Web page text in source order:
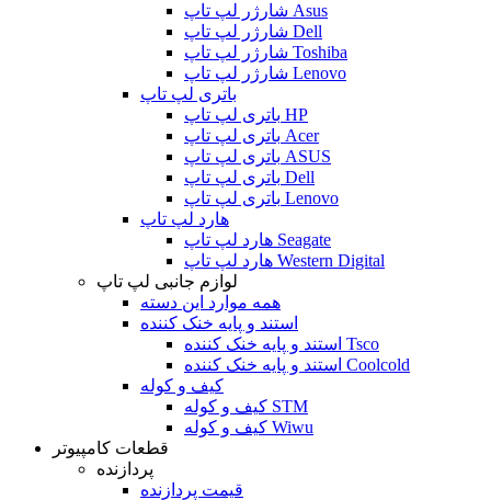
شارژر لپ تاپ Asus
شارژر لپ تاپ Dell
شارژر لپ تاپ Toshiba
شارژر لپ تاپ Lenovo
باتری لپ تاپ
باتری لپ تاپ HP
باتری لپ تاپ Acer
باتری لپ تاپ ASUS
باتری لپ تاپ Dell
باتری لپ تاپ Lenovo
هارد لپ تاپ
هارد لپ تاپ Seagate
هارد لپ تاپ Western Digital
لوازم جانبی لپ تاپ
همه موارد این دسته
استند و پایه خنک کننده
استند و پایه خنک کننده Tsco
استند و پایه خنک کننده Coolcold
کیف و کوله
کیف و کوله STM
کیف و کوله Wiwu
قطعات کامپیوتر
پردازنده
قیمت پردازنده